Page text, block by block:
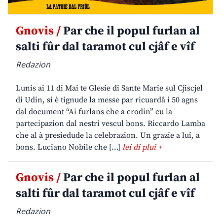
Gnovis /Par che il popul furlan al
salti fûr dal taramot cul cjâf e vîf
Redazion
Lunis ai 11 di Mai te Glesie di Sante Marie sul Cjiscjel
di Udin, si è tignude la messe par ricuardâ i 50 agns
dal document “Ai furlans che a crodin” cu la
partecipazion dal nestri vescul bons. Riccardo Lamba
che al à presiedude la celebrazion. Un grazie a lui, a
bons. Luciano Nobile che […] lei di plui +
Gnovis /Par che il popul furlan al
salti fûr dal taramot cul cjâf e vîf
Redazion